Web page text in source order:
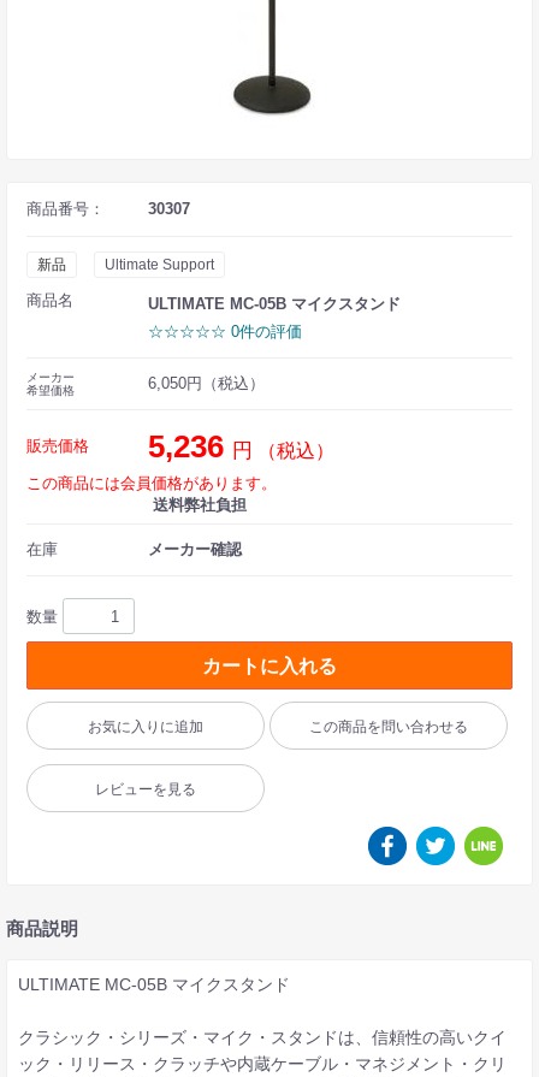
商品番号： 30307
新品 Ultimate Support
商品名
ULTIMATE MC-05B マイクスタンド
☆☆☆☆☆ 0件の評価
メーカー
希望価格
6,050円（税込）
販売価格 5,236 円 （税込）
この商品には会員価格があります。
送料弊社負担
在庫 メーカー確認
数量
カートに入れる
お気に入りに追加 この商品を問い合わせる
レビューを見る
商品説明
ULTIMATE MC-05B マイクスタンド
クラシック・シリーズ・マイク・スタンドは、信頼性の高いクイ
ック・リリース・クラッチや内蔵ケーブル・マネジメント・クリ